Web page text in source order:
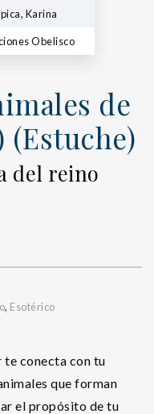
Karina
Obelisco
de
(Estuche)
del reino
, Esotérico
te conecta con tu
que forman
el propósito de tu